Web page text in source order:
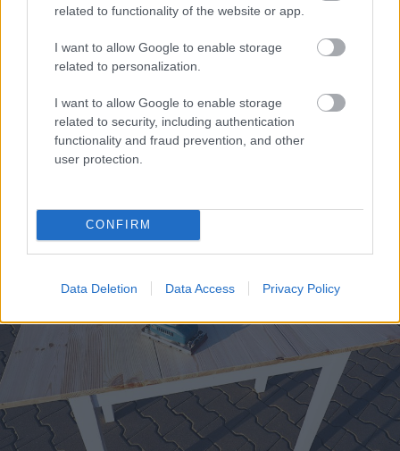
related to functionality of the website or app.
I want to allow Google to enable storage
related to personalization.
I want to allow Google to enable storage
related to security, including authentication
functionality and fraud prevention, and other
user protection.
CONFIRM
Data Deletion Data Access Privacy Policy
Dosku stola upevníme k rámu štyrmi
priskrutkovanými uholníkmi. Prebytočné lepidlo
vytekajúce zo škár ihneď utrieme handričkou.
Marian Drobnica